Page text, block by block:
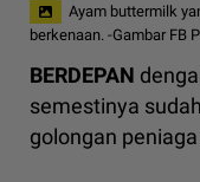
Ayam buttermilk
berkenaan. -Gambar FB
BERDEPAN
semestinya
golongan